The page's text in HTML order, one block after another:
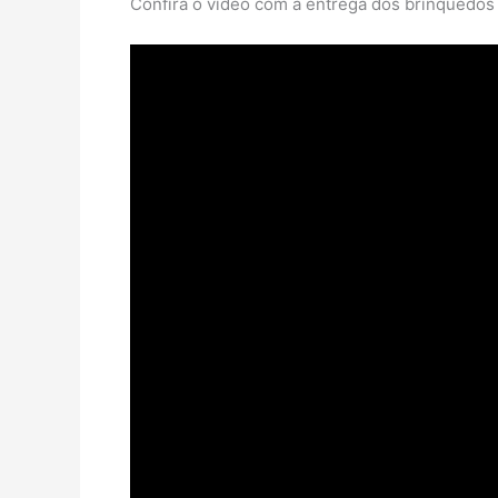
Confira o vídeo com a entrega dos